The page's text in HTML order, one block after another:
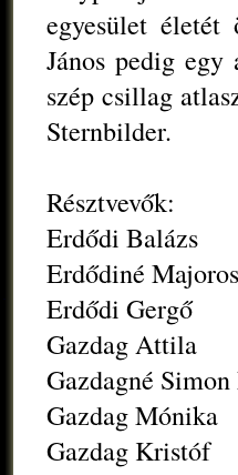
egyesület
János pedig egy
szép csillag
Sternbilder.
Résztvevők:
Erdődi Balázs
Erdődiné
Erdődi Gergő
Gazdag Attila
Gazdagné
Gazdag Mónika
Gazdag Kristóf